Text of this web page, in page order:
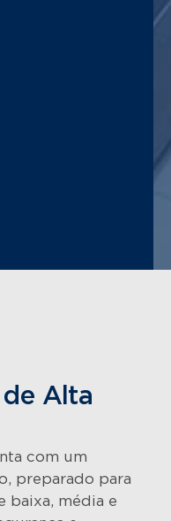
Alta
com um
preparado para
baixa, média e